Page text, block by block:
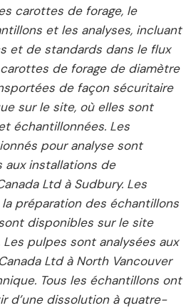
carottes de forage, le
et les analyses, incluant
et de standards dans le flux
de forage de diamètre
de façon sécuritaire
sur le site, où elles sont
échantillonnées. Les
pour analyse sont
installations de
Ltd à Sudbury. Les
préparation des échantillons
sont disponibles sur le site
Les pulpes sont analysées aux
Ltd à North Vancouver
Tous les échantillons ont
d’une dissolution à quatre-